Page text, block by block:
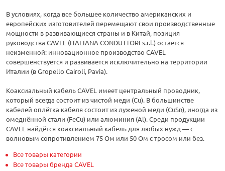
В условиях, когда все большее количество американских и
европейских изготовителей перемещают свои производственные
мощности в развивающиеся страны и в Китай, позиция
руководства CAVEL (ITALIANA CONDUTTORI s.r.l.) остается
неизменной: инновационное производство CAVEL
совершенствуется и развивается исключительно на территории
Италии (в Gropello Cairoli, Pavia).
Коаксиальный кабель CAVEL имеет центральный проводник,
который всегда состоит из чистой меди (Cu). В большинстве
кабелей оплётка кабеля состоит из луженой меди (CuSn), иногда из
омеднённой стали (FeCu) или алюминия (Al). Среди продукции
CAVEL найдётся коаксиальный кабель для любых нужд — с
волновым сопротивлением 75 Ом или 50 Ом с тросом или без.
Все товары категории
Все товары бренда CAVEL